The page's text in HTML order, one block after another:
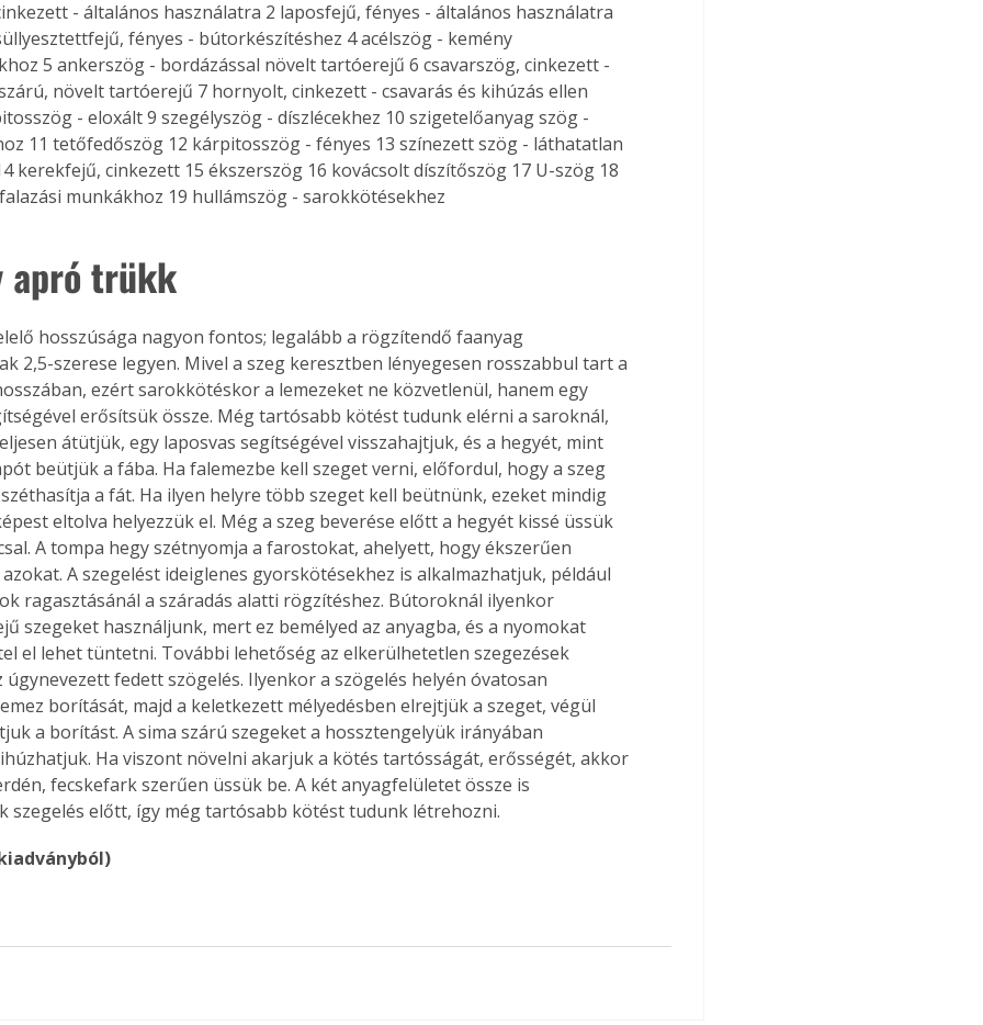
az
új,
vagy
is
Bárhol,
élve
az
A
Együtt jobban megéri!
Bővebb információ itt!
Együtt jobban megéri! A
áron, 0 Ft postaköltséggel
megrendelhetők!
- általános használatra 2 laposfejű, fényes - általános használatra
fényes - bútorkészítéshez 4 acélszög - kemény
5 ankerszög - bordázással növelt tartóerejű 6 csavarszög, cinkezett -
növelt tartóerejű 7 hornyolt, cinkezett - csavarás és kihúzás ellen
- eloxált 9 szegélyszög - díszlécekhez 10 szigetelőanyag szög -
11 tetőfedőszög 12 kárpitosszög - fényes 13 színezett szög - láthatatlan
kerekfejű, cinkezett 15 ékszerszög 16 kovácsolt díszítőszög 17 U-szög 18
munkákhoz 19 hullámszög - sarokkötésekhez
apró trükk
hosszúsága nagyon fontos; legalább a rögzítendő faanyag
2,5-szerese legyen. Mivel a szeg keresztben lényegesen rosszabbul tart a
ezért sarokkötéskor a lemezeket ne közvetlenül, hanem egy
erősítsük össze. Még tartósabb kötést tudunk elérni a saroknál,
átütjük, egy laposvas segítségével visszahajtjuk, és a hegyét, mint
beütjük a fába. Ha falemezbe kell szeget verni, előfordul, hogy a szeg
a fát. Ha ilyen helyre több szeget kell beütnünk, ezeket mindig
eltolva helyezzük el. Még a szeg beverése előtt a hegyét kissé üssük
A tompa hegy szétnyomja a farostokat, ahelyett, hogy ékszerűen
A szegelést ideiglenes gyorskötésekhez is alkalmazhatjuk, például
ragasztásánál a száradás alatti rögzítéshez. Bútoroknál ilyenkor
szegeket használjunk, mert ez bemélyed az anyagba, és a nyomokat
el lehet tüntetni. További lehetőség az elkerülhetetlen szegezések
úgynevezett fedett szögelés. Ilyenkor a szögelés helyén óvatosan
borítását, majd a keletkezett mélyedésben elrejtjük a szeget, végül
a borítást. A sima szárú szegeket a hossztengelyük irányában
Ha viszont növelni akarjuk a kötés tartósságát, erősségét, akkor
fecskefark szerűen üssük be. A két anyagfelületet össze is
szegelés előtt, így még tartósabb kötést tudunk létrehozni.